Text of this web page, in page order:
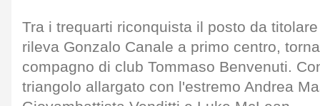
Tra i trequarti riconquista il posto da
rileva Gonzalo Canale a primo centro,
compagno di club Tommaso Benvenuti.
triangolo allargato con l'estremo Andrea